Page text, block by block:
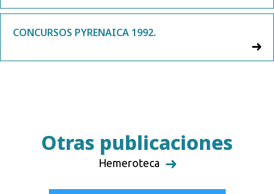
CONCURSOS PYRENAICA 1992.
Otras publicaciones
Hemeroteca